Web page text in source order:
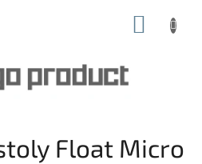
Float Micro